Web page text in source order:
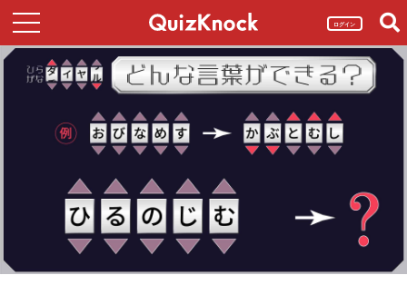
ログイン